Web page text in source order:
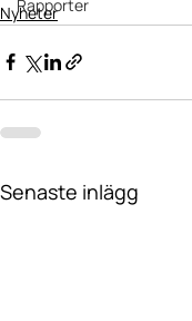
Rapporter
Nyheter
Senaste inlägg